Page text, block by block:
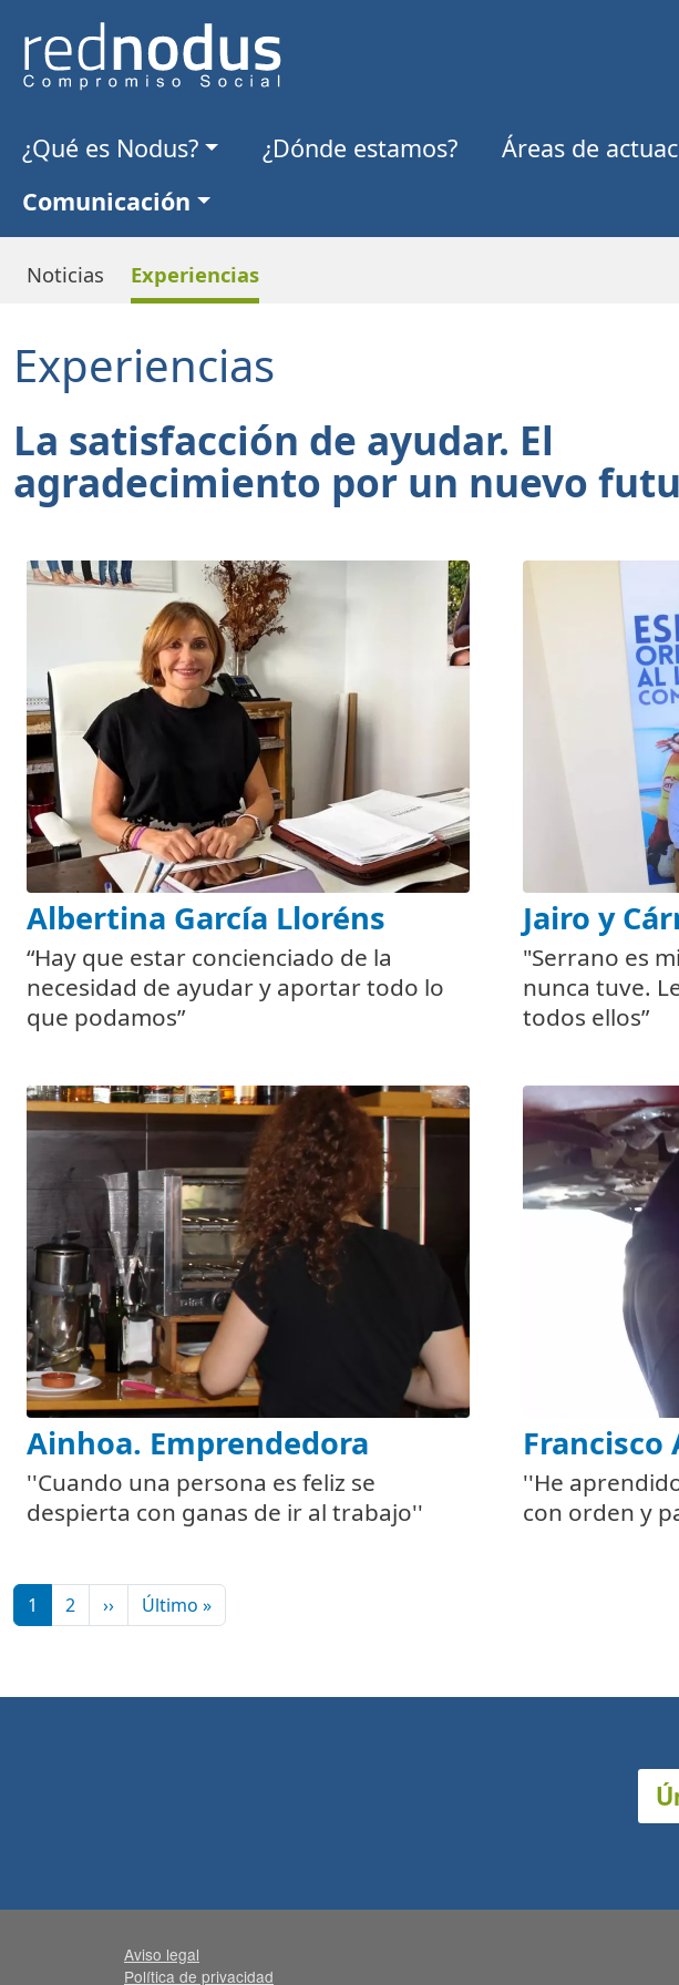
Navegación principal
¿Qué es Nodus? ¿Dónde estamos? Áreas de
Comunicación
Noticias Experiencias
Experiencias
La satisfacción de ayudar. El
agradecimiento por un nuevo
Albertina García Lloréns
“Hay que estar concienciado de la
necesidad de ayudar y aportar todo lo
que podamos”
Jairo y
"Serrano es
nunca tuve.
todos ellos”
Ainhoa. Emprendedora
''Cuando una persona es feliz se
despierta con ganas de ir al trabajo''
''He
con orden y
Paginación
1 2 ››Siguiente página
Último »Última página
Aviso legal
Política de privacidad